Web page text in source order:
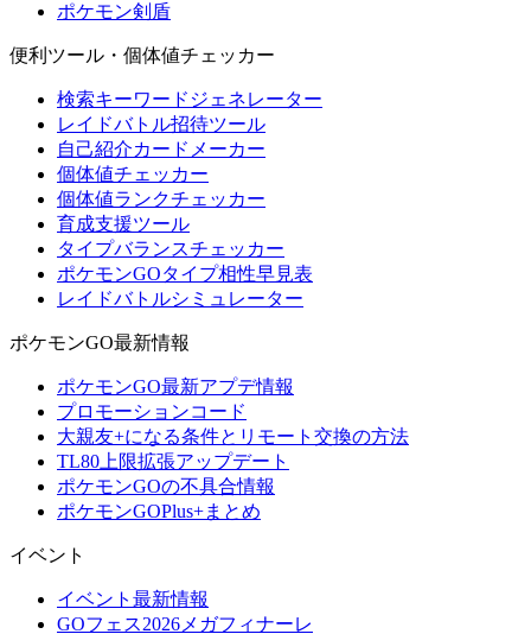
ポケモン剣盾
便利ツール・個体値チェッカー
検索キーワードジェネレーター
レイドバトル招待ツール
自己紹介カードメーカー
個体値チェッカー
個体値ランクチェッカー
育成支援ツール
タイプバランスチェッカー
ポケモンGOタイプ相性早見表
レイドバトルシミュレーター
ポケモンGO最新情報
ポケモンGO最新アプデ情報
プロモーションコード
大親友+になる条件とリモート交換の方法
TL80上限拡張アップデート
ポケモンGOの不具合情報
ポケモンGOPlus+まとめ
イベント
イベント最新情報
GOフェス2026メガフィナーレ